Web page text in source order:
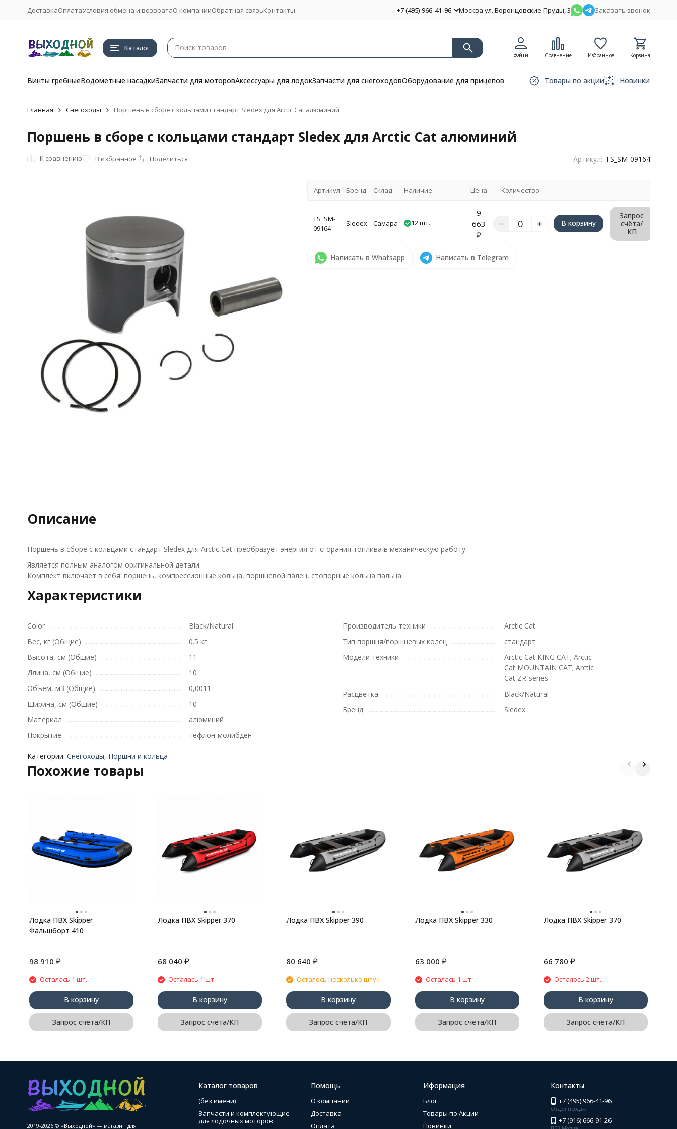
ДоставкаОплатаУсловия обмена и возвратаО компанииОбратная связьКонтакты +7 (495) 966-41-96 Москва ул. Воронцовские Пруды, 3 Заказать звонок
Каталог
Войти Сравнение Избранное Корзина
Винты гребныеВодометные насадкиЗапчасти для моторовАксессуары для лодокЗапчасти для снегоходовОборудование для прицепов Товары по акции Новинки
Главная Снегоходы Поршень в сборе с кольцами стандарт Sledex для Arctic Cat алюминий
Поршень в сборе с кольцами стандарт Sledex для Arctic Cat алюминий
К сравнению В избранное Поделиться Артикул: TS_SM-09164
Артикул Бренд Склад Наличие Цена Количество
TS_SM-
09164
Sledex Самара 12 шт.
9
663
₽
В корзину
Запрос
счёта/
КП
Написать в Whatsapp Написать в Telegram
Описание
Поршень в сборе с кольцами стандарт Sledex для Arctic Cat преобразует энергия от сгорания топлива в механическую работу.
Является полным аналогом оригинальной детали.
Комплект включает в себя: поршень, компрессионные кольца, поршневой палец, стопорные кольца пальца.
Характеристики
Color
Black/Natural
Вес, кг (Общие)
0.5 кг
Высота, см (Общие)
11
Длина, см (Общие)
10
Объем, м3 (Общие)
0,0011
Ширина, см (Общие)
10
Материал
алюминий
Покрытие
тефлон-молибден
Производитель техники
Arctic Cat
Тип поршня/поршневых колец
стандарт
Модели техники
Arctic Cat KING CAT; Arctic
Cat MOUNTAIN CAT; Arctic
Cat ZR-series
Расцветка
Black/Natural
Бренд
Sledex
Категории: Снегоходы, Поршни и кольца
Похожие товары
Лодка ПВХ Skipper
Фальшборт 410
98 910 ₽
Осталась 1 шт.
В корзину
Запрос счёта/КП
Лодка ПВХ Skipper 370
68 040 ₽
Осталась 1 шт.
В корзину
Запрос счёта/КП
Лодка ПВХ Skipper 390
80 640 ₽
Осталось несколько штук
В корзину
Запрос счёта/КП
Лодка ПВХ Skipper 330
63 000 ₽
Осталась 1 шт.
В корзину
Запрос счёта/КП
Лодка ПВХ Skipper 370
66 780 ₽
Осталось 2 шт.
В корзину
Запрос счёта/КП
2019-2026 © «Выходной» — магазин для
Каталог товаров
(без имени)
Запчасти и комплектующие
для лодочных моторов
Помощь
О компании
Доставка
Оплата
Иформация
Блог
Товары по Акции
Новинки
Контакты
+7 (495) 966-41-96
Отдел продаж
+7 (916) 666-91-26